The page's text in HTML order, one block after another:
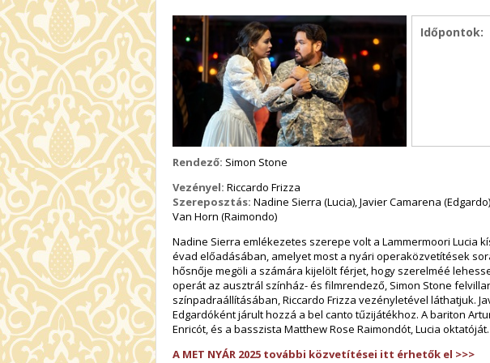
Időpontok:
Rendező: Simon Stone
Vezényel: Riccardo Frizza
Szereposztás: Nadine Sierra (Lucia), Javier Camarena
Van Horn (Raimondo)
Nadine Sierra emlékezetes szerepe volt a Lammermoori Lucia
évad előadásában, amelyet most a nyári operaközvetítések
hősnője megöli a számára kijelölt férjet, hogy szerelméé
operát az ausztrál színház- és filmrendező, Simon Stone
színpadraállításában, Riccardo Frizza vezényletével láthatjuk.
Edgardóként járult hozzá a bel canto tűzijátékhoz. A bariton
Enricót, és a basszista Matthew Rose Raimondót, Lucia oktatóját.
A MET NYÁR 2025 további közvetítései itt érhetők el >>>